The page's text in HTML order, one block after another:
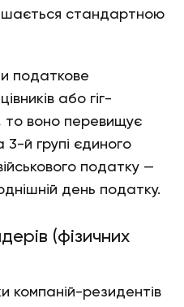
стандартною
податкове
або гіг-
то воно перевищує
й групі єдиного
податку —
день податку.
(фізичних
компаній-резидентів